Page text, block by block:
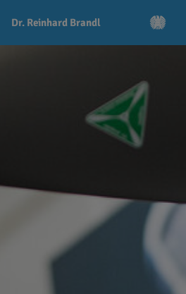
Dr. Reinhard Brandl